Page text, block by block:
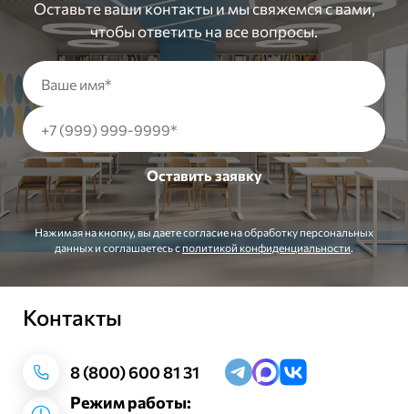
Оставьте ваши контакты и мы свяжемся с вами,
чтобы ответить на все вопросы.
Нажимая на кнопку, вы даете согласие на обработку персональных
данных и соглашаетесь c политикой конфиденциальности.
Контакты
8 (800) 600 81 31
Режим работы: